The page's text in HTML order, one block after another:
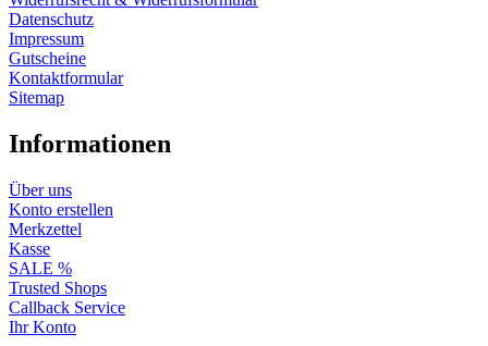
Datenschutz
Impressum
Gutscheine
Kontaktformular
Sitemap
Informationen
Über uns
Konto erstellen
Merkzettel
Kasse
SALE %
Trusted Shops
Callback Service
Ihr Konto